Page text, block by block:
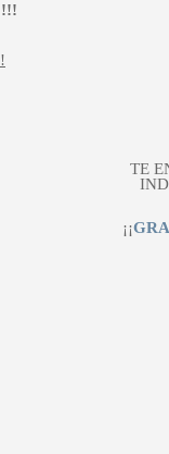
!!!
TE
¡¡